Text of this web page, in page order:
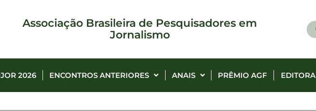
Associação Brasileira de Pesquisadores em
Jornalismo
2026 ENCONTROS ANTERIORES ANAIS PRÊMIO AGF EDITORA